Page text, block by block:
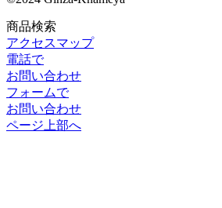
商品検索
アクセスマップ
電話で
お問い合わせ
フォームで
お問い合わせ
ページ上部へ